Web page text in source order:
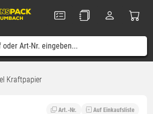
Kraftpapier
Art.-Nr. Auf Einkaufsliste